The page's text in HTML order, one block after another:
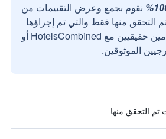
نقوم بجمع وعرض التقييمات من
التحقق منها فقط والتي تم إجراؤها
بواسطة مستخدمين حقيقيين مع HotelsCombined أو
الموثوقين.